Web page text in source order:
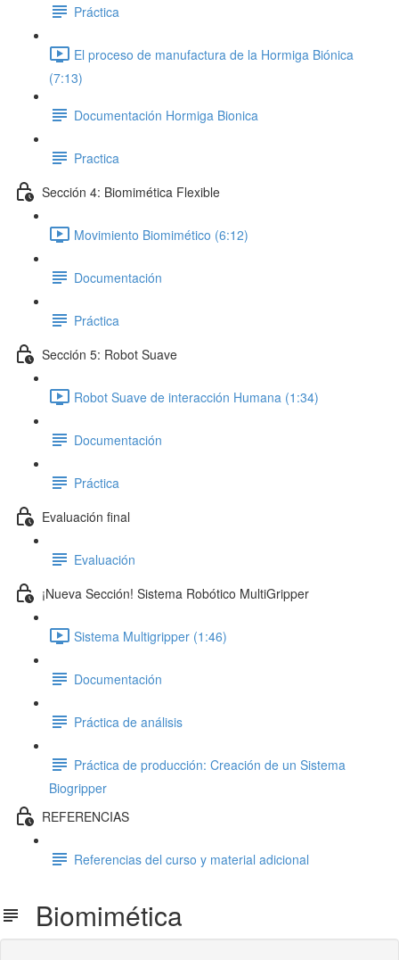
Práctica
El proceso de manufactura de la Hormiga Biónica
(7:13)
Documentación Hormiga Bionica
Practica
Sección 4: Biomimética Flexible
Movimiento Biomimético (6:12)
Documentación
Práctica
Sección 5: Robot Suave
Robot Suave de interacción Humana (1:34)
Documentación
Práctica
Evaluación final
Evaluación
¡Nueva Sección! Sistema Robótico MultiGripper
Sistema Multigripper (1:46)
Documentación
Práctica de análisis
Práctica de producción: Creación de un Sistema
Biogripper
REFERENCIAS
Referencias del curso y material adicional
Biomimética